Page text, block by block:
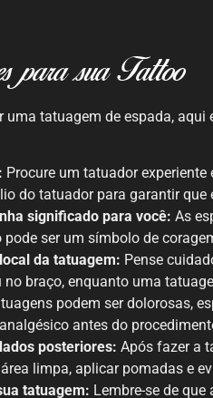
para sua Tattoo
uma tatuagem de espada,
Procure um tatuador
do tatuador para garantir
significado para você: As
ser um símbolo de
da tatuagem: Pense
braço, enquanto uma
podem ser dolorosas,
antes do
posteriores: Após fazer a
limpa, aplicar pomadas e
tatuagem: Lembre-se de